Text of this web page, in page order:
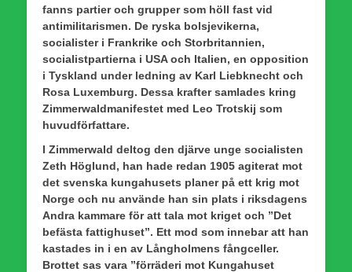
fanns partier och grupper som höll fast vid
antimilitarismen. De ryska bolsjevikerna,
socialister i Frankrike och Storbritannien,
socialistpartierna i USA och Italien, en opposition
i Tyskland under ledning av Karl Liebknecht och
Rosa Luxemburg. Dessa krafter samlades kring
Zimmerwaldmanifestet med Leo Trotskij som
huvudförfattare.
I Zimmerwald deltog den djärve unge socialisten
Zeth Höglund, han hade redan 1905 agiterat mot
det svenska kungahusets planer på ett krig mot
Norge och nu använde han sin plats i riksdagens
Andra kammare för att tala mot kriget och ”Det
befästa fattighuset”. Ett mod som innebar att han
kastades in i en av Långholmens fångceller.
Brottet sas vara ”förräderi mot Kungahuset